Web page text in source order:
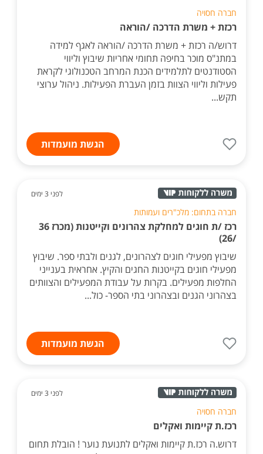
חברה חסויה
רכזת + משרת הדרכה /הוראה
דרוש/ה רכזת + משרת הדרכה /הוראה לאגף למידה
במתנ"ס מוכר בחיפה תחומי אחריות שיבוץ וליווי
הסטודנטים לתלמידים הכנת המרחב הטכנולוגי לקראת
פעילות וליווי הצוות בזמן העברת הפעילות. ניהול ערוצי
תקש...
הגשת מועמדות
לפני 3 ימים
חברה בתחום: מלכ"רים ועמותות
רכז /ת חוגים למחלקת צהרונים וקייטנות (מכרז 36
/26)
שיבוץ מפעילי חוגים לצהרונים, לגנים ולבתי ספר. שיבוץ
מפעילי חוגים בקייטנות החגים והקיץ. אחראית בענייני
החלפות מפעילים. בקרות על עבודת המפעילים והצוותים
בצהרוני הגנים ובצהרוני בתי הספר- כול...
הגשת מועמדות
לפני 3 ימים
חברה חסויה
רכז.ת קיימות ואקלים
דרוש.ה רכז.ת קיימות ואקלים לתנועת נוער ! הובלת תחום